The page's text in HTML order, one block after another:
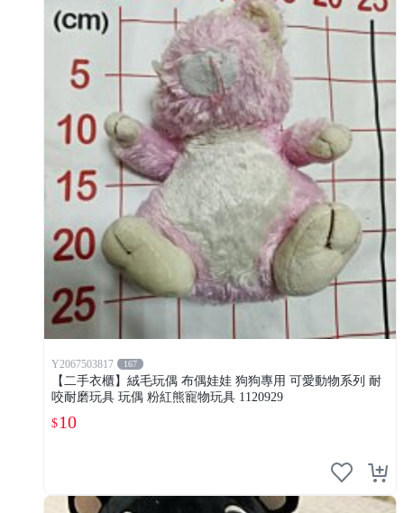
Y2067503817 167
【二手衣櫃】絨毛玩偶 布偶娃娃 狗狗專用 可愛動物系列 耐
咬耐磨玩具 玩偶 粉紅熊寵物玩具 1120929
$10